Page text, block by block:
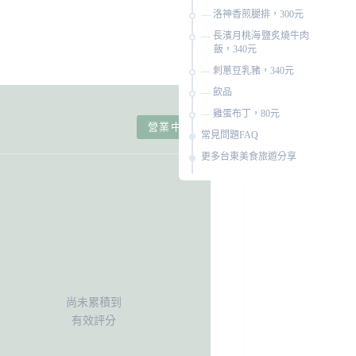
營業中
尚未累積到
有效評分
洛神香煎腿排，300元
長濱月桃海鹽炙燒牛肉
飯，340元
刺蔥豆乳豬，340元
飲品
雞蛋布丁，80元
常見問題FAQ
更多台東美食旅遊分享